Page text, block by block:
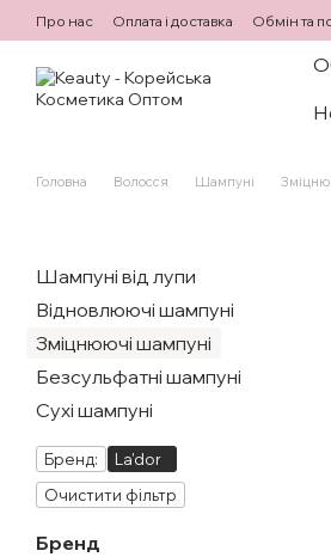
Перейти до основного контенту
Про нас Оплата і доставка Обмін та
Головна Волосся Шампуні
Шампуні від лупи
Відновлюючі шампуні
Зміцнюючі шампуні
Безсульфатні шампуні
Сухі шампуні
Бренд:
La'dor
Очистити фільтр
Бренд